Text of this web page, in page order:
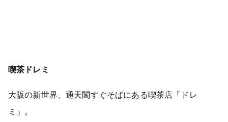
喫茶ドレミ
大阪の新世界、通天閣すぐそばにある喫茶店「ドレ
ミ」。